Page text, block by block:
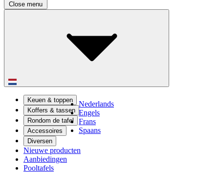
Close menu
Nederlands
Engels
Frans
Spaans
Keuen & toppen
Koffers & tassen
Rondom de tafel
Accessoires
Diversen
Nieuwe producten
Aanbiedingen
Pooltafels